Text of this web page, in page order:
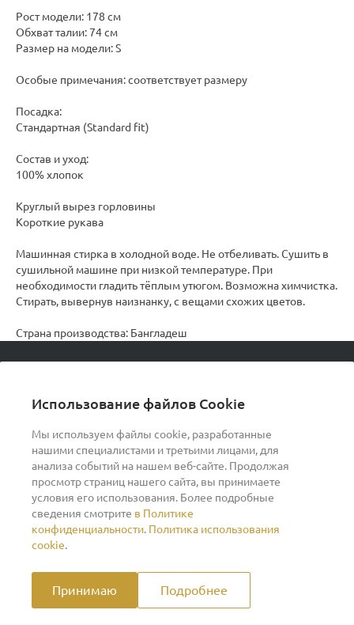
Использование файлов Cookie
Мы используем файлы cookie, разработанные
нашими специалистами и третьими лицами, для
анализа событий на нашем веб-сайте. Продолжая
просмотр страниц нашего сайта, вы принимаете
условия его использования. Более подробные
сведения смотрите в Политике
конфиденциальности. Политика использования
cookie.
Принимаю Подробнее
Рост модели: 178 см
Обхват талии: 74 см
Размер на модели: S
Особые примечания: соответствует размеру
Посадка:
Стандартная (Standard fit)
Состав и уход:
100% хлопок
Круглый вырез горловины
Короткие рукава
Машинная стирка в холодной воде. Не отбеливать. Сушить в
сушильной машине при низкой температуре. При
необходимости гладить тёплым утюгом. Возможна химчистка.
Стирать, вывернув наизнанку, с вещами схожих цветов.
Страна производства: Бангладеш
О компании
Помощь
Индивидуальный предприниматель Ильин Дмитрий
370260278346